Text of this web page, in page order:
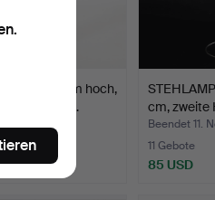
60 cm hoch,
Relief,…
cm, zweite
Beendet 11.
11 Gebote
85 USD